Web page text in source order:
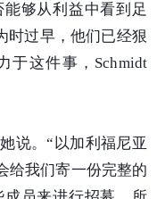
够从利益中看到足
时过早，他们已经狠
于这件事，Schmidt
说。“以加利福尼亚
给我们寄一份完整的